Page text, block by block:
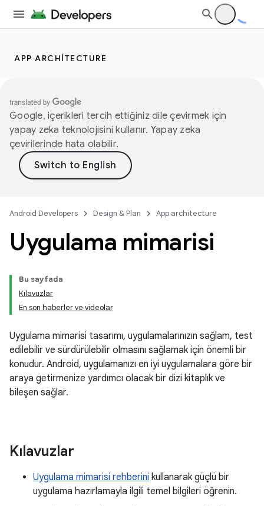
APP ARCHITECTURE
Google, içerikleri tercih ettiğiniz dile çevirmek için
yapay zeka teknolojisini kullanır. Yapay zeka
çevirilerinde hata olabilir.
Android Developers Design & Plan App architecture
Uygulama mimarisi
Bu sayfada
Kılavuzlar
En son haberler ve videolar
Uygulama mimarisi tasarımı, uygulamalarınızın sağlam, test
edilebilir ve sürdürülebilir olmasını sağlamak için önemli bir
konudur. Android, uygulamanızı en iyi uygulamalara göre bir
araya getirmenize yardımcı olacak bir dizi kitaplık ve
bileşen sağlar.
Kılavuzlar
Uygulama mimarisi rehberini kullanarak güçlü bir
uygulama hazırlamayla ilgili temel bilgileri öğrenin.